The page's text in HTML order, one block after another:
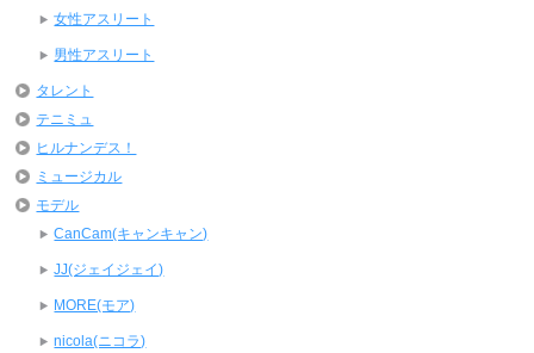
女性アスリート
男性アスリート
タレント
テニミュ
ヒルナンデス！
ミュージカル
モデル
CanCam(キャンキャン)
JJ(ジェイジェイ)
MORE(モア)
nicola(ニコラ)